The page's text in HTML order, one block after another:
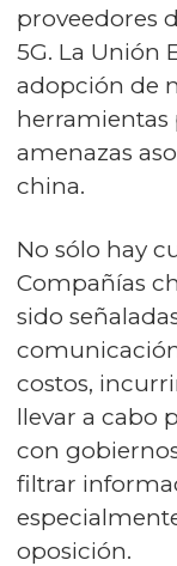
proveedores
5G. La Unión
adopción de
herramientas
amenazas
china.
No sólo hay
Compañías
sido
costos,
llevar a cabo
con
filtrar
oposición.